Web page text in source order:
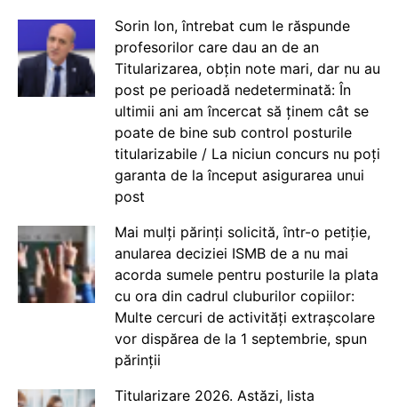
Sorin Ion, întrebat cum le răspunde
profesorilor care dau an de an
Titularizarea, obțin note mari, dar nu au
post pe perioadă nedeterminată: În
ultimii ani am încercat să ținem cât se
poate de bine sub control posturile
titularizabile / La niciun concurs nu poți
garanta de la început asigurarea unui
post
Mai mulți părinți solicită, într-o petiție,
anularea deciziei ISMB de a nu mai
acorda sumele pentru posturile la plata
cu ora din cadrul cluburilor copiilor:
Multe cercuri de activități extrașcolare
vor dispărea de la 1 septembrie, spun
părinții
Titularizare 2026. Astăzi, lista